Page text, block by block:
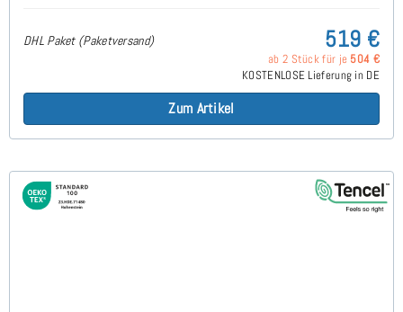
DHL Paket (Paketversand) 519 €
ab 2 Stück für je 504 €
KOSTENLOSE Lieferung in DE
Zum Artikel